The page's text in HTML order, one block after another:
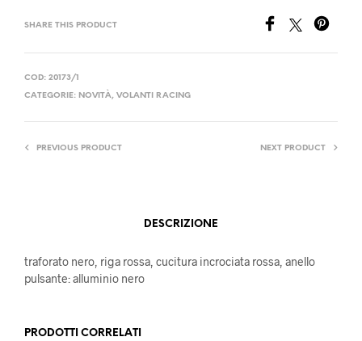
SHARE THIS PRODUCT
COD: 20173/1
CATEGORIE: NOVITÀ, VOLANTI RACING
PREVIOUS PRODUCT NEXT PRODUCT
DESCRIZIONE
traforato nero, riga rossa, cucitura incrociata rossa, anello
pulsante: alluminio nero
PRODOTTI CORRELATI